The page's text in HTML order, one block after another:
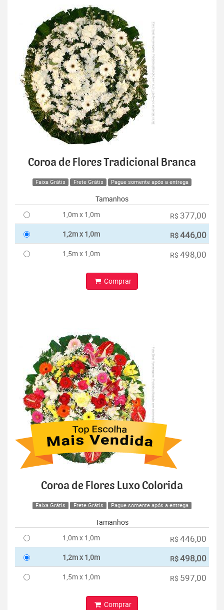
Coroa de Flores Tradicional Branca
Faixa Grátis Frete Grátis Pague somente após a entrega
Tamanhos
1,0m x 1,0m
R$ 377,00
1,2m x 1,0m R$446,00
1,5m x 1,0m R$ 498,00
Comprar
Coroa de Flores Luxo Colorida
Faixa Grátis Frete Grátis Pague somente após a entrega
Tamanhos
1,0m x 1,0m
R$ 446,00
1,2m x 1,0m R$498,00
1,5m x 1,0m R$ 597,00
Comprar